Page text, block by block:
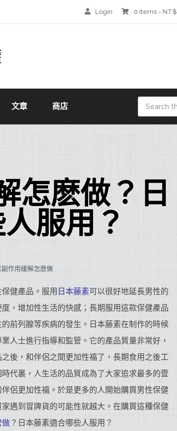
Login 0 items - NT$
文章 商店
怎麽做？日
服用？
副作用緩解怎麽做
健產品。服用 日本藤素可以很好地延長男性的
，增加性生活的快感；長期服用這款保健產品
前列腺等疾病的發生。日本藤素在制作的時候
人士進行指導和監管。它的產品質量非常好，
後，和伴侶之間更加性福了，長期食用之後工
代裏，人生活的品質成為了大家追求最多的壹
侶更加性福。於是更多的人開始購買男性保健
遇到冒牌貨的可能性就越大。在購買這種保健
做 ？日本藤素適合哪些人服用？